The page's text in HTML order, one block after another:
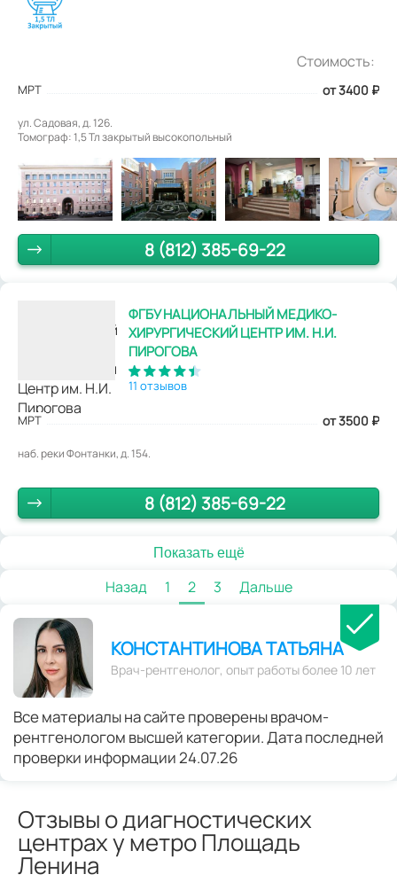
Стоимость:
МРТ от 3400 ₽
ул. Садовая, д. 126.
Томограф: 1,5 Тл закрытый высокопольный
8 (812) 385-69-22
ФГБУ НАЦИОНАЛЬНЫЙ МЕДИКО-
ХИРУРГИЧЕСКИЙ ЦЕНТР ИМ. Н.И.
ПИРОГОВА
11 отзывов
МРТ от 3500 ₽
наб. реки Фонтанки, д. 154.
8 (812) 385-69-22
Показать ещё
Назад 1 2 3 Дальше
КОНСТАНТИНОВА ТАТЬЯНА
Врач-рентгенолог, опыт работы более 10 лет
Все материалы на сайте проверены врачом-
рентгенологом высшей категории. Дата последней
проверки информации 24.07.26
Отзывы о диагностических
центрах у метро Площадь
Ленина